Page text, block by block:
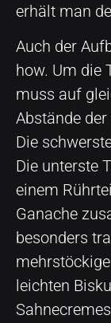
erhält man
Auch der
how. Um die
muss auf
Abstände
Die
Die unterste
einem
Ganache
besonders
leichten